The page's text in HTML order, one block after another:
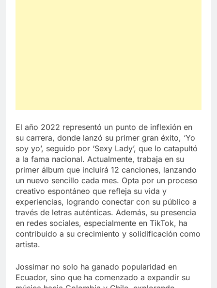
El año 2022 representó un punto de inflexión en
su carrera, donde lanzó su primer gran éxito, ‘Yo
soy yo’, seguido por ‘Sexy Lady’, que lo catapultó
a la fama nacional. Actualmente, trabaja en su
primer álbum que incluirá 12 canciones, lanzando
un nuevo sencillo cada mes. Opta por un proceso
creativo espontáneo que refleja su vida y
experiencias, logrando conectar con su público a
través de letras auténticas. Además, su presencia
en redes sociales, especialmente en TikTok, ha
contribuido a su crecimiento y solidificación como
artista.
Jossimar no solo ha ganado popularidad en
Ecuador, sino que ha comenzado a expandir su